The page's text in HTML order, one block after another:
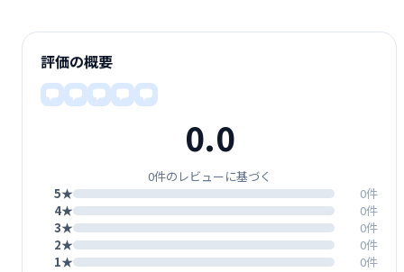
評価の概要
0.0
0件のレビューに基づく
5★
0件
4★
0件
3★
0件
2★
0件
1★
0件